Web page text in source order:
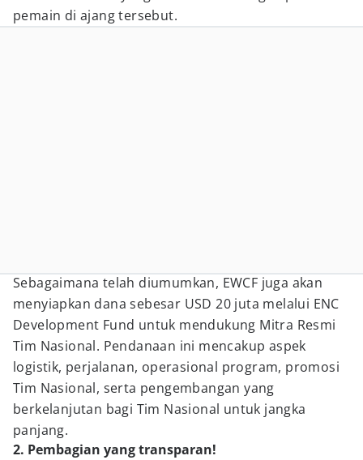
pemain di ajang tersebut.
Sebagaimana telah diumumkan, EWCF juga akan
menyiapkan dana sebesar USD 20 juta melalui ENC
Development Fund untuk mendukung Mitra Resmi
Tim Nasional. Pendanaan ini mencakup aspek
logistik, perjalanan, operasional program, promosi
Tim Nasional, serta pengembangan yang
berkelanjutan bagi Tim Nasional untuk jangka
panjang.
2. Pembagian yang transparan!